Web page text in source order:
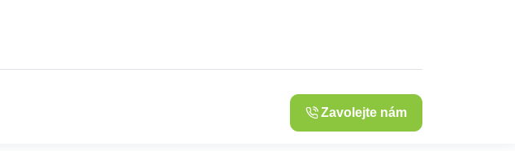
Zavolejte nám